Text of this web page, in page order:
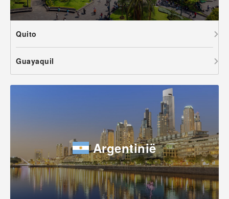
Quito
Guayaquil
Argentinië